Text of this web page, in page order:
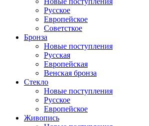
Русское
Европейское
Советсткое
Бронза
Новые поступления
Русская
Европейская
Венская бронза
Стекло
Новые поступления
Русское
Европейское
Живопись